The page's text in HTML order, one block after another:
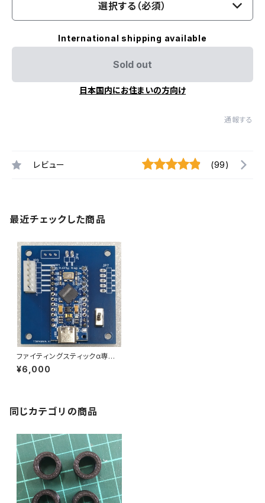
選択する（必須）
International shipping available
Sold out
日本国内にお住まいの方向け
通報する
レビュー (99)
最近チェックした商品
ファイティングスティックα専用
SOCDクリーナー
¥6,000
同じカテゴリの商品